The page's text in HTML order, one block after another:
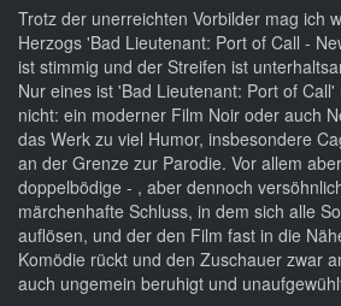
Trotz der unerreichten Vorbilder mag ich
Herzogs 'Bad Lieutenant: Port of Call -
ist stimmig und der Streifen ist
Nur eines ist 'Bad Lieutenant: Port of
nicht: ein moderner Film Noir oder auch
das Werk zu viel Humor, insbesondere
an der Grenze zur Parodie. Vor allem
doppelbödige - , aber dennoch
märchenhafte Schluss, in dem sich alle
auflösen, und der den Film fast in die
Komödie rückt und den Zuschauer zwar
auch ungemein beruhigt und